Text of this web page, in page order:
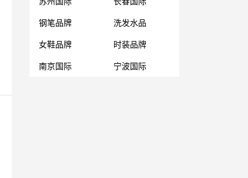
钢笔品牌 洗发水品
女鞋品牌 时装品牌
南京国际 宁波国际